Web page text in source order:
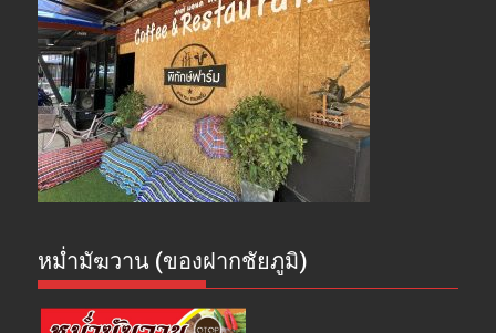
หม่ำมัฆวาน (ของฝากชัยภูมิ)